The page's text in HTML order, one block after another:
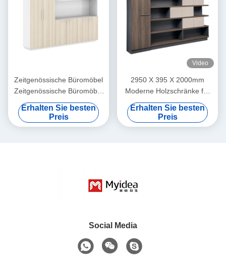
Zeitgenössische Büromöbel
Zeitgenössische Büromöbel
aus Holz
Erhalten Sie besten
Preis
Video
2950 X 395 X 2000mm
Moderne Holzschränke für
den Innenbereich
Erhalten Sie besten
Preis
Social Media